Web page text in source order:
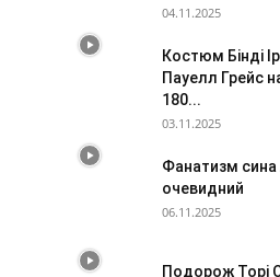
04.11.2025
Костюм Бінді
Пауелл Грейс
180...
03.11.2025
Фанатизм сина
очевидний
06.11.2025
Подорож Торі